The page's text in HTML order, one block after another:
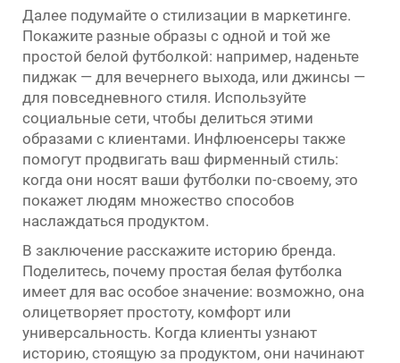
Далее подумайте о стилизации в маркетинге.
Покажите разные образы с одной и той же
простой белой футболкой: например, наденьте
пиджак — для вечернего выхода, или джинсы —
для повседневного стиля. Используйте
социальные сети, чтобы делиться этими
образами с клиентами. Инфлюенсеры также
помогут продвигать ваш фирменный стиль:
когда они носят ваши футболки по-своему, это
покажет людям множество способов
наслаждаться продуктом.
В заключение расскажите историю бренда.
Поделитесь, почему простая белая футболка
имеет для вас особое значение: возможно, она
олицетворяет простоту, комфорт или
универсальность. Когда клиенты узнают
историю, стоящую за продуктом, они начинают